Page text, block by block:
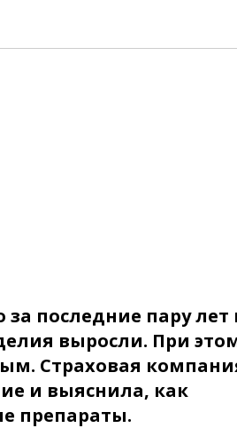
последние пару лет
выросли. При
Страховая
и выяснила, как
препараты.